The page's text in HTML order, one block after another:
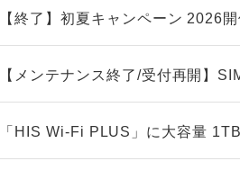
【終了】初夏キャンペーン 2026
【メンテナンス終了/受付再開】
「HIS Wi-Fi PLUS」に大容量